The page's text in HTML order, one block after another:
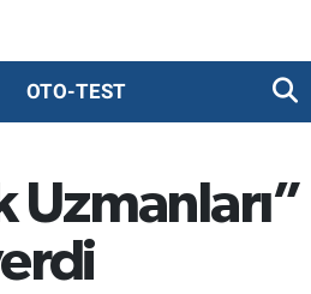
OTO-TEST
Uzmanları”